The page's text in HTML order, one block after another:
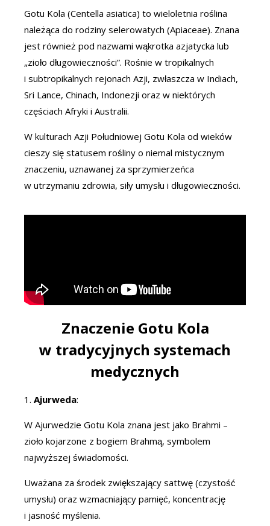
Gotu Kola (Centella asiatica) to wieloletnia roślina
należąca do rodziny selerowatych (Apiaceae). Znana
jest również pod nazwami wąkrotka azjatycka lub
„zioło długowieczności”. Rośnie w tropikalnych
i subtropikalnych rejonach Azji, zwłaszcza w Indiach,
Sri Lance, Chinach, Indonezji oraz w niektórych
częściach Afryki i Australii.
W kulturach Azji Południowej Gotu Kola od wieków
cieszy się statusem rośliny o niemal mistycznym
znaczeniu, uznawanej za sprzymierzeńca
w utrzymaniu zdrowia, siły umysłu i długowieczności.
Znaczenie Gotu Kola
w tradycyjnych systemach
medycznych
1. Ajurweda:
W Ajurwedzie Gotu Kola znana jest jako Brahmi –
zioło kojarzone z bogiem Brahmą, symbolem
najwyższej świadomości.
Uważana za środek zwiększający sattwę (czystość
umysłu) oraz wzmacniający pamięć, koncentrację
i jasność myślenia.